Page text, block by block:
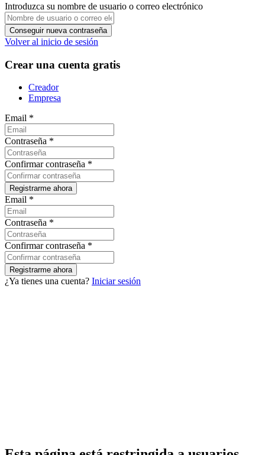
Introduzca su nombre de usuario o correo electrónico
Volver al inicio de sesión
Crear una cuenta gratis
Creador
Empresa
Email *
Contraseña *
Confirmar contraseña *
Email *
Contraseña *
Confirmar contraseña *
¿Ya tienes una cuenta? Iniciar sesión